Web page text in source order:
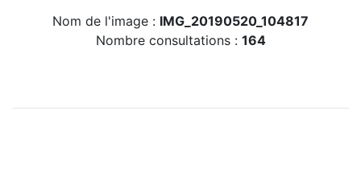
Nom de l'image : IMG_20190520_104817
Nombre consultations : 164